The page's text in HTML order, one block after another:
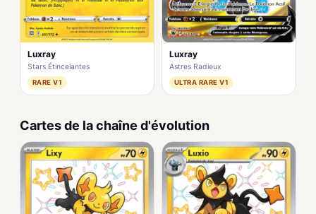
Luxray
Stars Étincelantes
RARE V1
Luxray
Astres Radieux
ULTRA RARE V1
Cartes de la chaîne d'évolution